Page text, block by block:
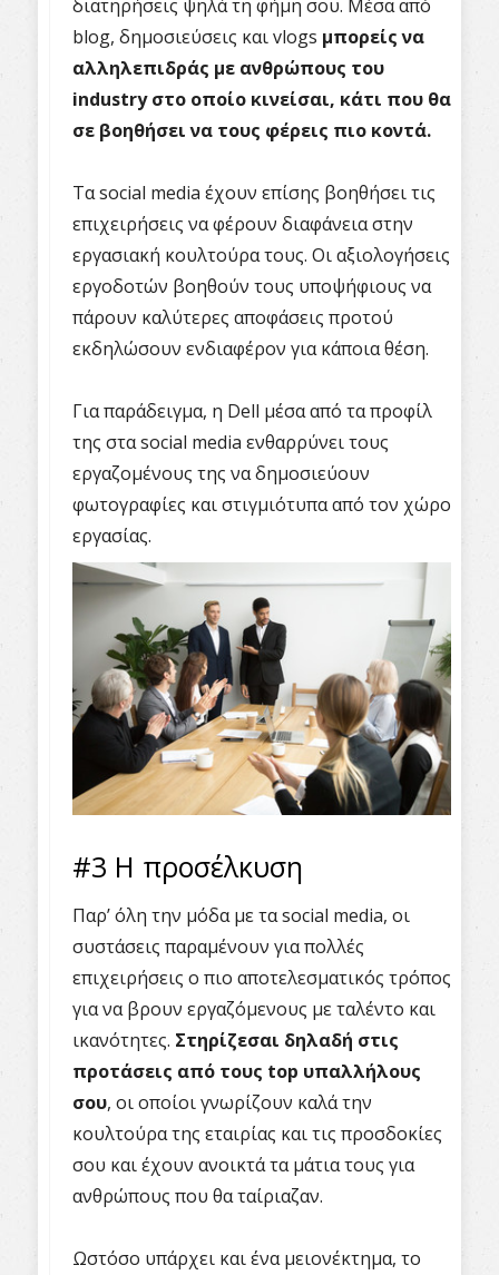
διατηρήσεις ψηλά τη φήμη σου. Μέσα από
blog, δημοσιεύσεις και vlogs μπορείς να
αλληλεπιδράς με ανθρώπους του
industry στο οποίο κινείσαι, κάτι που θα
σε βοηθήσει να τους φέρεις πιο κοντά.
Τα social media έχουν επίσης βοηθήσει τις
επιχειρήσεις να φέρουν διαφάνεια στην
εργασιακή κουλτούρα τους. Οι αξιολογήσεις
εργοδοτών βοηθούν τους υποψήφιους να
πάρουν καλύτερες αποφάσεις προτού
εκδηλώσουν ενδιαφέρον για κάποια θέση.
Για παράδειγμα, η Dell μέσα από τα προφίλ
της στα social media ενθαρρύνει τους
εργαζομένους της να δημοσιεύουν
φωτογραφίες και στιγμιότυπα από τον χώρο
εργασίας.
#3 Η προσέλκυση
Παρ’ όλη την μόδα με τα social media, οι
συστάσεις παραμένουν για πολλές
επιχειρήσεις ο πιο αποτελεσματικός τρόπος
για να βρουν εργαζόμενους με ταλέντο και
ικανότητες. Στηρίζεσαι δηλαδή στις
προτάσεις από τους top υπαλλήλους
σου, οι οποίοι γνωρίζουν καλά την
κουλτούρα της εταιρίας και τις προσδοκίες
σου και έχουν ανοικτά τα μάτια τους για
ανθρώπους που θα ταίριαζαν.
Ωστόσο υπάρχει και ένα μειονέκτημα, το